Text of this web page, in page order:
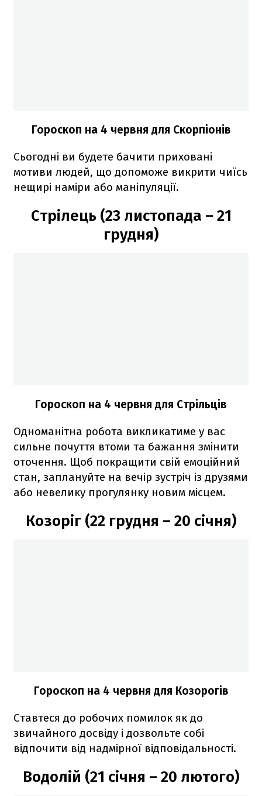
Гороскоп на 4 червня для Скорпіонів
Сьогодні ви будете бачити приховані
мотиви людей, що допоможе викрити чиїсь
нещирі наміри або маніпуляції.
Стрілець (23 листопада – 21
грудня)
Гороскоп на 4 червня для Стрільців
Одноманітна робота викликатиме у вас
сильне почуття втоми та бажання змінити
оточення. Щоб покращити свій емоційний
стан, заплануйте на вечір зустріч із друзями
або невелику прогулянку новим місцем.
Козоріг (22 грудня – 20 січня)
Гороскоп на 4 червня для Козорогів
Ставтеся до робочих помилок як до
звичайного досвіду і дозвольте собі
відпочити від надмірної відповідальності.
Водолій (21 січня – 20 лютого)